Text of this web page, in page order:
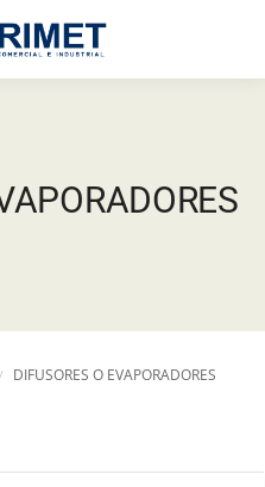
/ DIFUSORES O EVAPORADORES